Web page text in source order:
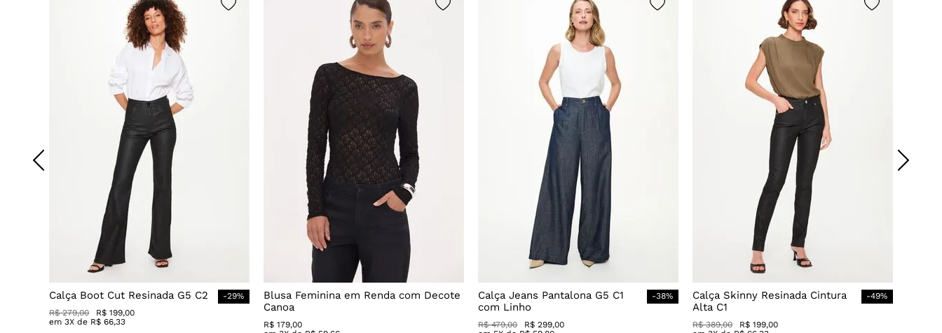
Calça Boot Cut Resinada G5 C2 -29%
R$ 279,00 R$ 199,00
em3X de R$ 66,33
Blusa Feminina em Renda com Decote
Canoa
R$ 179,00
Calça Jeans Pantalona G5 C1
com Linho
-38%
R$ 479,00 R$ 299,00
Calça Skinny Resinada Cintura
Alta C1
-49%
R$ 389,00 R$ 199,00